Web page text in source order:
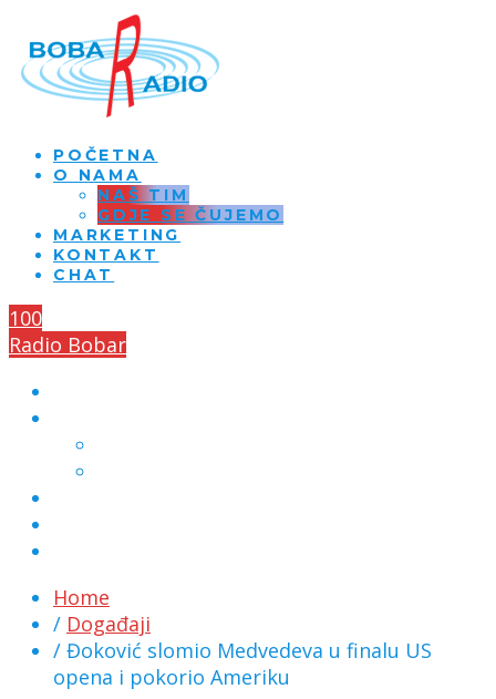
POČETNA
O NAMA
NAŠ TIM
GDJE SE ČUJEMO
MARKETING
KONTAKT
CHAT
100
Radio Bobar
Home
/ Događaji
/ Đoković slomio Medvedeva u finalu US
opena i pokorio Ameriku